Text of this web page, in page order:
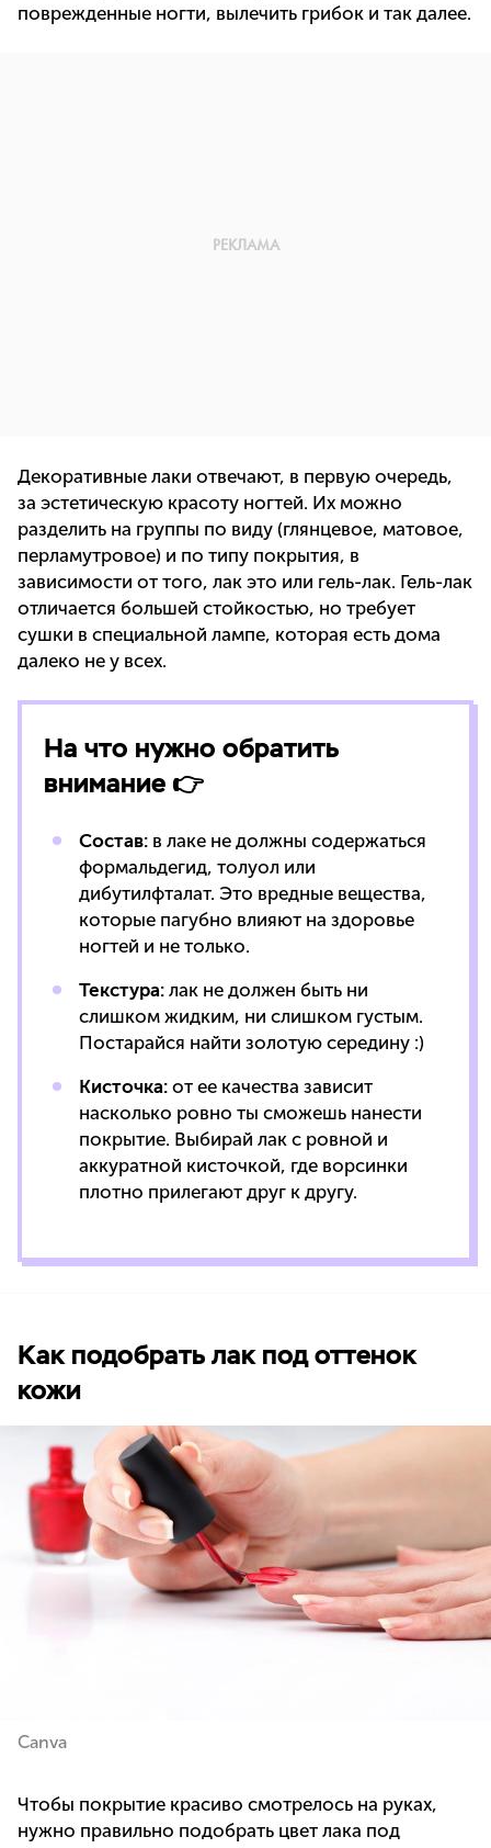
поврежденные ногти, вылечить грибок и так далее.
Декоративные лаки отвечают, в первую очередь,
за эстетическую красоту ногтей. Их можно
разделить на группы по виду (глянцевое, матовое,
перламутровое) и по типу покрытия, в
зависимости от того, лак это или гель-лак. Гель-лак
отличается большей стойкостью, но требует
сушки в специальной лампе, которая есть дома
далеко не у всех.
На что нужно обратить
внимание 👉
Состав: в лаке не должны содержаться
формальдегид, толуол или
дибутилфталат. Это вредные вещества,
которые пагубно влияют на здоровье
ногтей и не только.
Текстура: лак не должен быть ни
слишком жидким, ни слишком густым.
Постарайся найти золотую середину :)
Кисточка: от ее качества зависит
насколько ровно ты сможешь нанести
покрытие. Выбирай лак с ровной и
аккуратной кисточкой, где ворсинки
плотно прилегают друг к другу.
Как подобрать лак под оттенок
кожи
Canva
Чтобы покрытие красиво смотрелось на руках,
нужно правильно подобрать цвет лака под